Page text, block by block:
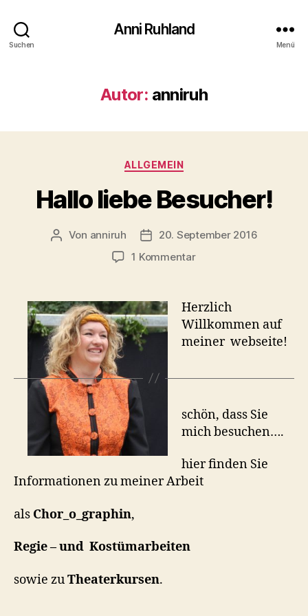
Suchen
Anni Ruhland
Menü
Autor: anniruh
Kategorien
ALLGEMEIN
Hallo liebe Besucher!
Beitragsautor
Von anniruh Beitragsdatum
20. September 2016
1 Kommentarzu
Besucher!
Herzlich
Willkommen auf
meiner webseite!
schön, dass Sie
mich besuchen….
hier finden Sie
Informationen zu meiner Arbeit
als Chor_o_graphin,
Regie – und Kostümarbeiten
sowie zuTheaterkursen.